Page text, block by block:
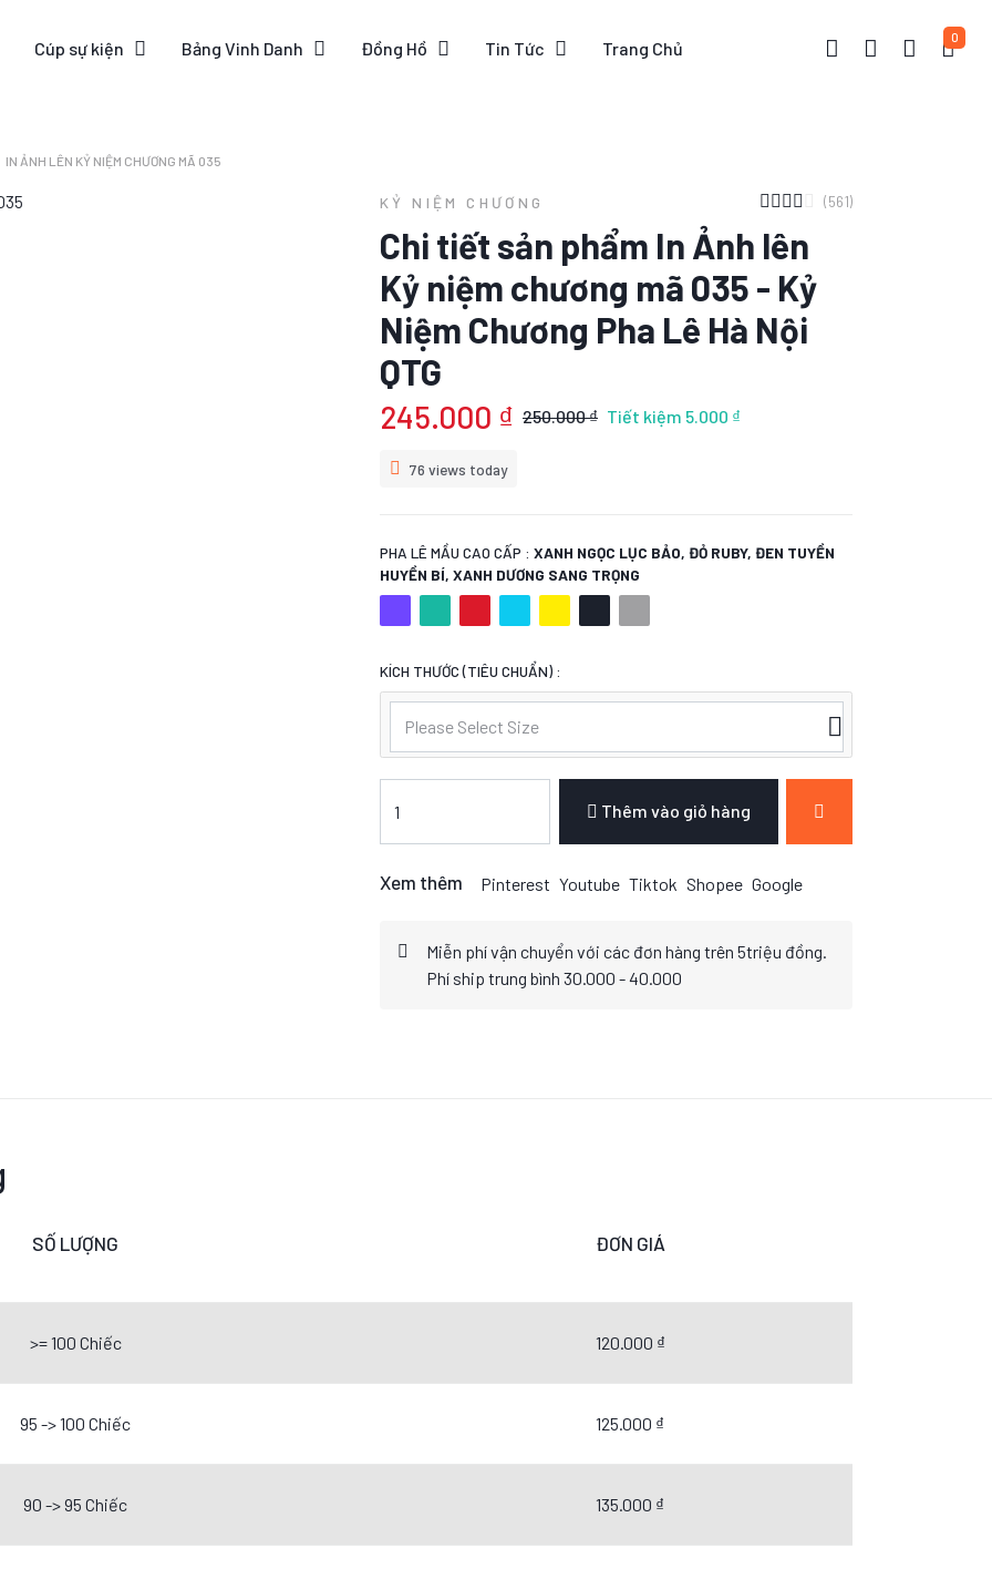
Cúp sự kiện Bảng Vinh Danh Đồng Hồ Tin Tức Trang Chủ
0
IN ẢNH LÊN KỶ NIỆM CHƯƠNG MÃ 035
KỶ NIỆM CHƯƠNG (561)
Chi tiết sản phẩm In Ảnh lên
Kỷ niệm chương mã 035 - Kỷ
Niệm Chương Pha Lê Hà Nội
QTG
245.000 ₫ 250.000 ₫ Tiết kiệm 5.000 ₫
76 views today
PHA LÊ MẦU CAO CẤP : XANH NGỌC LỤC BẢO, ĐỎ RUBY, ĐEN TUYỀN
HUYỀN BÍ, XANH DƯƠNG SANG TRỌNG
KÍCH THƯỚC (TIÊU CHUẨN) :
Please Select Size
Thêm vào giỏ hàng
Xem thêm Pinterest Youtube Tiktok Shopee Google
Miễn phí vận chuyển với các đơn hàng trên 5triệu đồng.
Phí ship trung bình 30.000 - 40.000
SỐ LƯỢNG ĐƠN GIÁ
>= 100 Chiếc 120.000 ₫
95 -> 100 Chiếc 125.000 ₫
90 -> 95 Chiếc 135.000 ₫